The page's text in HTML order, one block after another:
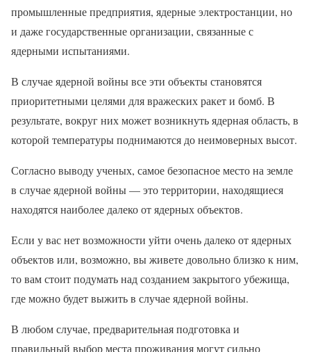
промышленные предприятия, ядерные электростанции, но
и даже государственные организации, связанные с
ядерными испытаниями.
В случае ядерной войны все эти объекты становятся
приоритетными целями для вражеских ракет и бомб. В
результате, вокруг них может возникнуть ядерная область, в
которой температуры поднимаются до неимоверных высот.
Согласно выводу ученых, самое безопасное место на земле
в случае ядерной войны — это территории, находящиеся
находятся наиболее далеко от ядерных объектов.
Если у вас нет возможности уйти очень далеко от ядерных
объектов или, возможно, вы живете довольно близко к ним,
то вам стоит подумать над созданием закрытого убежища,
где можно будет выжить в случае ядерной войны.
В любом случае, предварительная подготовка и
правильный выбор места проживания могут сильно